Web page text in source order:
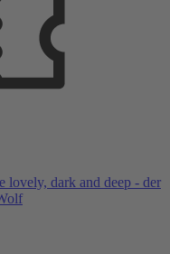
lovely, dark and deep - der